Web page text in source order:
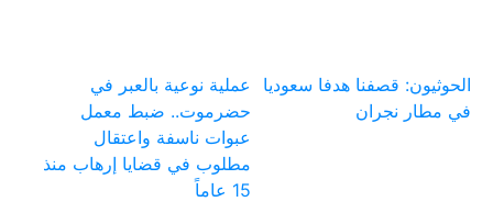
الحوثيون: قصفنا هدفا سعوديا
في مطار نجران
عملية نوعية بالعبر في
حضرموت.. ضبط معمل
عبوات ناسفة واعتقال
مطلوب في قضايا إرهاب منذ
15 عاماً